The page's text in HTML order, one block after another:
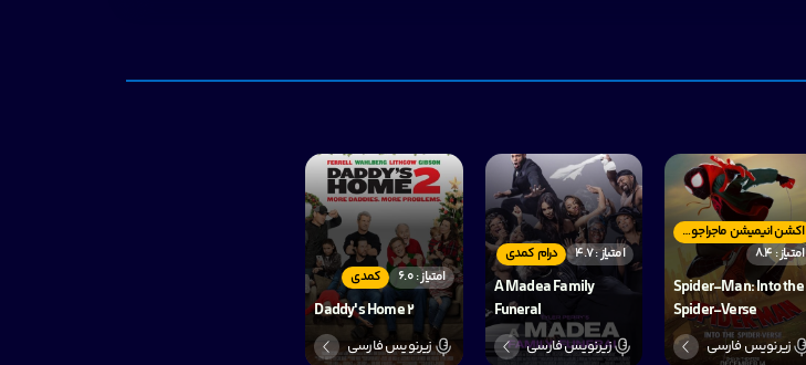
اکشن انیمیشن ماجراجویی
امتیاز : 8.4
Spider-Man: Into the
Spider-Verse
زیرنویس فارسی
درام کمدی امتیاز : 4.7
A Madea Family
Funeral
زیرنویس فارسی
کمدی امتیاز : 6.0
Daddy's Home 2
زیرنویس فارسی